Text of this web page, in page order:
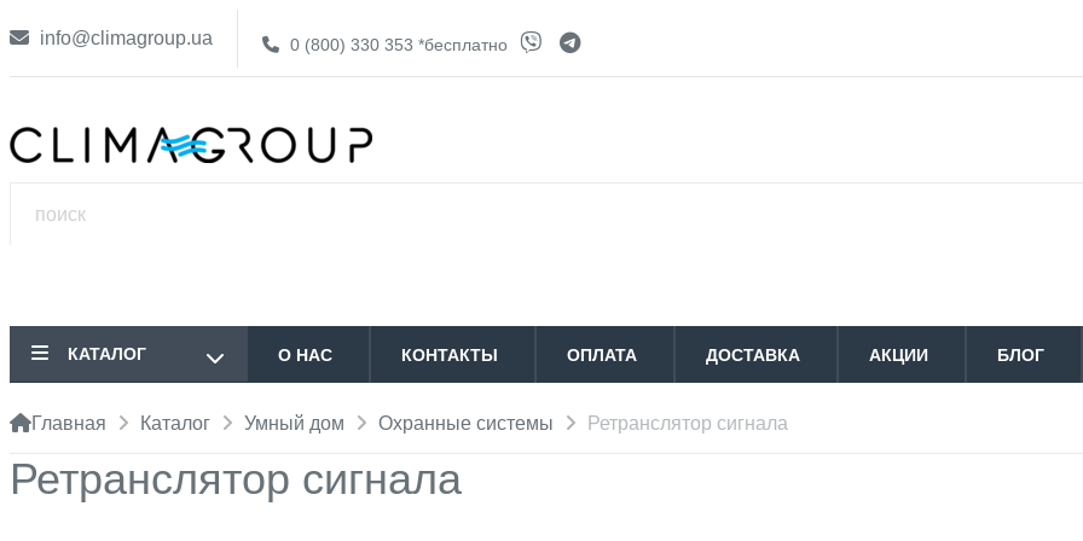
info@climagroup.ua 0 (800) 330 353 *бесплатно
КАТАЛОГ О НАС КОНТАКТЫ ОПЛАТА ДОСТАВКА АКЦИИ БЛОГ
Главная Каталог Умный дом Охранные системы Ретранслятор сигнала
Ретранслятор сигнала